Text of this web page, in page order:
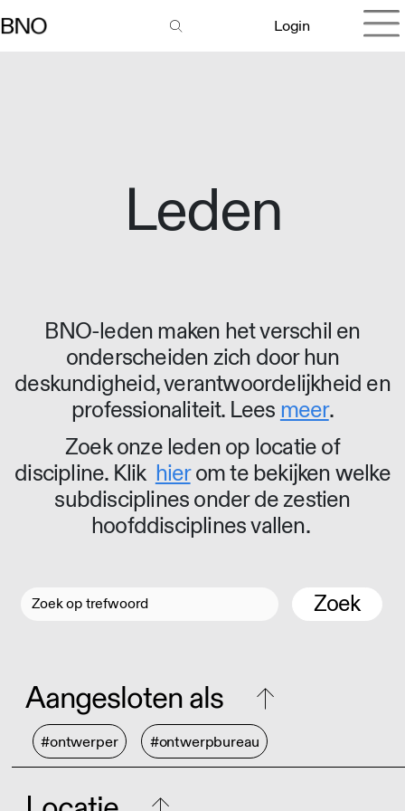
Login
Leden
BNO-leden maken het verschil en
onderscheiden zich door hun
deskundigheid, verantwoordelijkheid en
professionaliteit. Lees meer.
Zoek onze leden op locatie of
discipline. Klik hierom te bekijken welke
subdisciplines onder de zestien
hoofddisciplines vallen.
Zoek
Aangesloten als
#ontwerper #ontwerpbureau